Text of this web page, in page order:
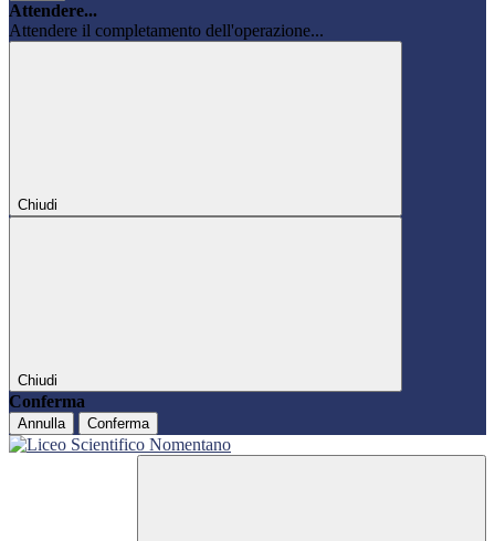
Attendere...
Attendere il completamento dell'operazione...
Chiudi
Chiudi
Conferma
Annulla Conferma